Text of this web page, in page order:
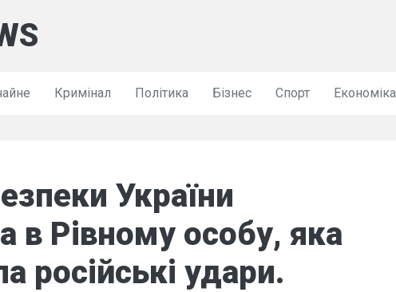
Кримінал Політика Бізнес Спорт Економіка
України
в Рівному особу, яка
російські удари.